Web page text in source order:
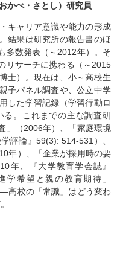
かべ・さとし）研究員
キャリア意識や能力の形成
結果は研究所の報告書のほ
多数発表（～2012年）。そ
リサーチに携わる（～2015
士）。現在は、小～高校生
子パネル調査や、公立中学
した学習記録（学習行動ロ
る。これまでの主な調査研
」（2006年）、「家庭環境
評論』59(3): 514-531）、
年）、「企業が採用時の要
年、『大学教育学会誌』
学希望と親の教育期待」
高校の「常識」はどう変わ